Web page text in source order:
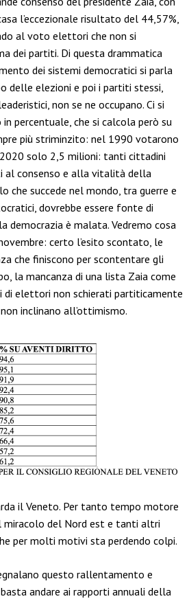
l’eccezionale risultato del 44,57%,
al voto elettori che non si
dei partiti. Di questa drammatica
dei sistemi democratici si parla
delle elezioni e poi i partiti stessi,
non se ne occupano. Ci si
percentuale, che si calcola però su
più striminzito: nel 1990 votarono
solo 2,5 milioni: tanti cittadini
al consenso e alla vitalità della
che succede nel mondo, tra guerre e
dovrebbe essere fonte di
democrazia è malata. Vedremo cosa
certo l’esito scontato, le
che finiscono per scontentare gli
la mancanza di una lista Zaia come
elettori non schierati partiticamente
inclinano all’ottimismo.
il Veneto. Per tanto tempo motore
del Nord est e tanti altri
per molti motivi sta perdendo colpi.
questo rallentamento e
andare ai rapporti annuali della